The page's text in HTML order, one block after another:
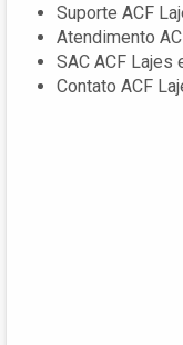
Suporte ACF
Atendimento
SAC ACF Lajes
Contato ACF